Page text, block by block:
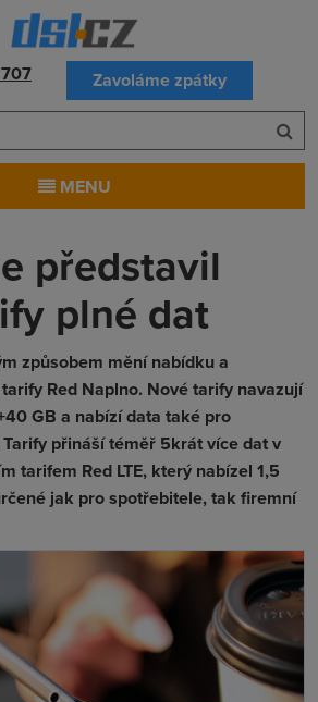
Zavoláme zpátky
MENU
představil
plné dat
způsobem mění nabídku a
Red Naplno. Nové tarify navazují
GB a nabízí data také pro
přináší téměř 5krát více dat v
tarifem Red LTE, který nabízel 1,5
jak pro spotřebitele, tak firemní